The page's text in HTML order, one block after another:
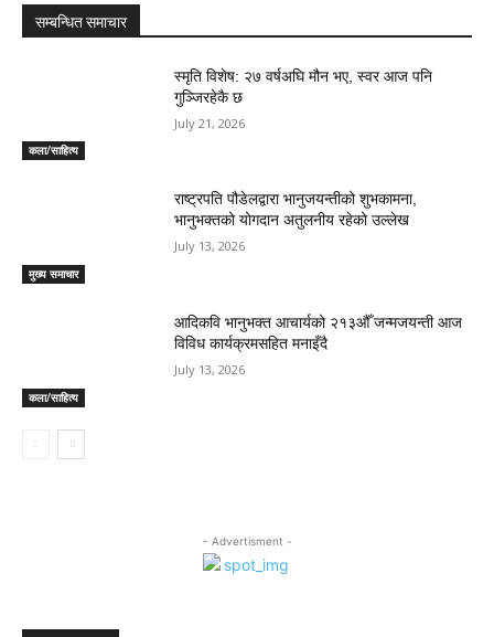
सम्बन्धित समाचार
कला/साहित्य
स्मृति विशेष: २७ वर्षअघि मौन भए, स्वर आज पनि
गुञ्जिरहेकै छ
July 21, 2026
मुख्य समाचार
राष्ट्रपति पौडेलद्वारा भानुजयन्तीको शुभकामना,
भानुभक्तको योगदान अतुलनीय रहेको उल्लेख
July 13, 2026
कला/साहित्य
आदिकवि भानुभक्त आचार्यको २१३औँ जन्मजयन्ती आज
विविध कार्यक्रमसहित मनाइँदै
July 13, 2026
- Advertisment -